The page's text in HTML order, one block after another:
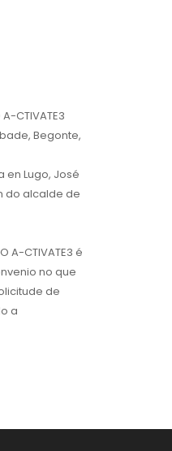
CTIVATE3
Begonte,
Lugo, José
do alcalde de
A-CTIVATE3 é
no que
de
a